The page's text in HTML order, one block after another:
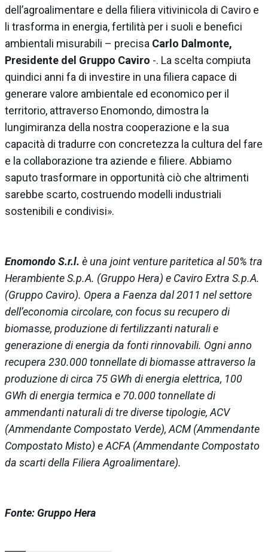
dell’agroalimentare e della filiera vitivinicola di Caviro e
li trasforma in energia, fertilità per i suoli e benefici
ambientali misurabili – precisa Carlo Dalmonte,
Presidente del Gruppo Caviro -. La scelta compiuta
quindici anni fa di investire in una filiera capace di
generare valore ambientale ed economico per il
territorio, attraverso Enomondo, dimostra la
lungimiranza della nostra cooperazione e la sua
capacità di tradurre con concretezza la cultura del fare
e la collaborazione tra aziende e filiere. Abbiamo
saputo trasformare in opportunità ciò che altrimenti
sarebbe scarto, costruendo modelli industriali
sostenibili e condivisi».
Enomondo S.r.l. è una joint venture paritetica al 50% tra
Herambiente S.p.A. (Gruppo Hera) e Caviro Extra S.p.A.
(Gruppo Caviro). Opera a Faenza dal 2011 nel settore
dell’economia circolare, con focus su recupero di
biomasse, produzione di fertilizzanti naturali e
generazione di energia da fonti rinnovabili. Ogni anno
recupera 230.000 tonnellate di biomasse attraverso la
produzione di circa 75 GWh di energia elettrica, 100
GWh di energia termica e 70.000 tonnellate di
ammendanti naturali di tre diverse tipologie, ACV
(Ammendante Compostato Verde), ACM (Ammendante
Compostato Misto) e ACFA (Ammendante Compostato
da scarti della Filiera Agroalimentare).
Fonte: Gruppo Hera